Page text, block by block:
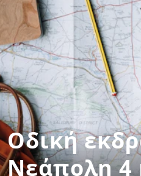
Οδική
Νεάπολη 4